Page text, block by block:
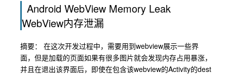
Android WebView Memory Leak
WebView内存泄漏
摘要： 在这次开发过程中，需要用到webview展示一些界
面，但是加载的页面如果有很多图片就会发现内存占用暴涨，
并且在退出该界面后，即使在包含该webview的Activity的dest